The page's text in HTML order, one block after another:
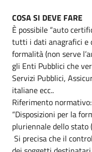
COSA SI DEVE FARE
È possibile “auto
tutti i dati anagrafici e
formalità (non serve
gli Enti Pubblici che
Servizi Pubblici,
italiane ecc..
Riferimento
“Disposizioni per la
pluriennale dello stato
Si precisa che il